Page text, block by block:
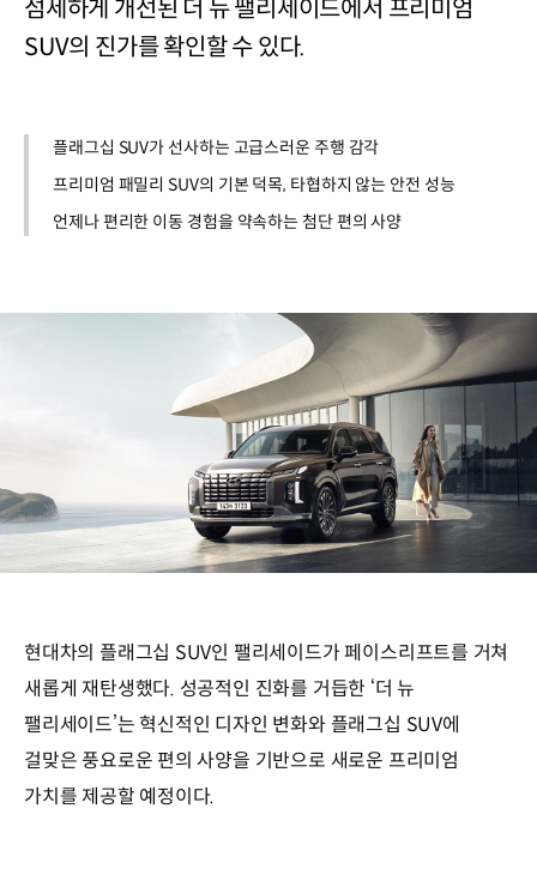
섬세하게 개선된 더 뉴 팰리세이드에서 프리미엄
SUV의 진가를 확인할 수 있다.
플래그십 SUV가 선사하는 고급스러운 주행 감각
프리미엄 패밀리 SUV의 기본 덕목, 타협하지 않는 안전 성능
언제나 편리한 이동 경험을 약속하는 첨단 편의 사양
현대차의 플래그십 SUV인 팰리세이드가 페이스리프트를 거쳐
새롭게 재탄생했다. 성공적인 진화를 거듭한 ‘더 뉴
팰리세이드’는 혁신적인 디자인 변화와 플래그십 SUV에
걸맞은 풍요로운 편의 사양을 기반으로 새로운 프리미엄
가치를 제공할 예정이다.